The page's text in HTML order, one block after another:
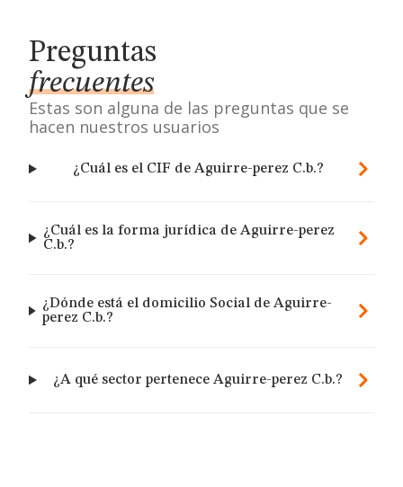
Preguntas
frecuentes
Estas son alguna de las preguntas que se
hacen nuestros usuarios
¿Cuál es el CIF de Aguirre-perez C.b.?
¿Cuál es la forma jurídica de Aguirre-perez
C.b.?
¿Dónde está el domicilio Social de Aguirre-
perez C.b.?
¿A qué sector pertenece Aguirre-perez C.b.?